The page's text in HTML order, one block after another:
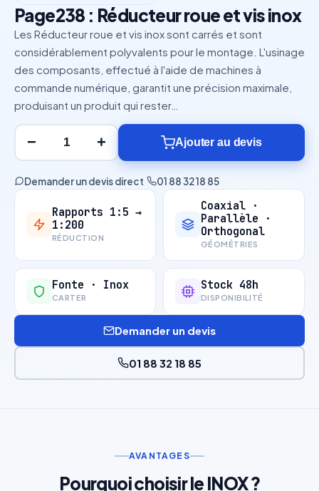
Page238 : Réducteur roue et vis inox
Les Réducteur roue et vis inox sont carrés et sont
considérablement polyvalents pour le montage. L'usinage
des composants, effectué à l'aide de machines à
commande numérique, garantit une précision maximale,
produisant un produit qui rester…
− + Ajouter au devis
Demander un devis direct· 01 88 32 18 85
Rapports 1:5 →
1:200
RÉDUCTION
Coaxial ·
Parallèle ·
Orthogonal
GÉOMÉTRIES
Fonte · Inox
CARTER
Stock 48h
DISPONIBILITÉ
Demander un devis
01 88 32 18 85
AVANTAGES
Pourquoi choisir le INOX ?